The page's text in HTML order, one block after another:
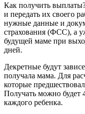
Как получить
и передать их своего
нужные данные и
страхования (ФСС), а
будущей маме при
дней.
Декретные будут
получала мама. Для
которые
Получать можно будет
каждого ребенка.